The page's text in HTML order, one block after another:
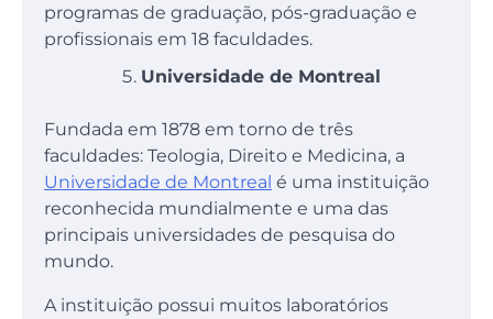
programas de graduação, pós-graduação e
profissionais em 18 faculdades.
Universidade de Montreal
Fundada em 1878 em torno de três
faculdades: Teologia, Direito e Medicina, a
Universidade de Montreal é uma instituição
reconhecida mundialmente e uma das
principais universidades de pesquisa do
mundo.
A instituição possui muitos laboratórios